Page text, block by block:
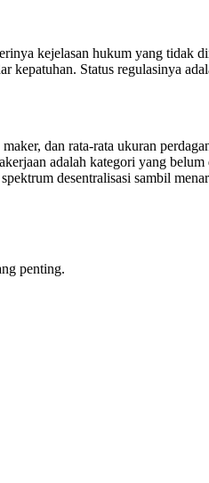
kejelasan hukum yang tidak
kepatuhan. Status regulasinya
dan rata-rata ukuran
adalah kategori yang
desentralisasi sambil
penting.